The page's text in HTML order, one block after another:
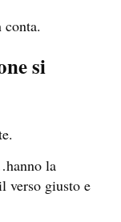
conta.
si
la
verso giusto e